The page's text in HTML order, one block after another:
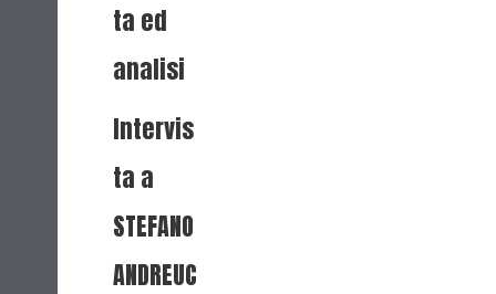
ta ed
analisi
Intervis
ta a
STEFANO
ANDREUC